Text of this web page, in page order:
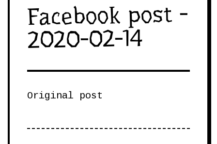
Facebook post -
2020-02-14
Original post